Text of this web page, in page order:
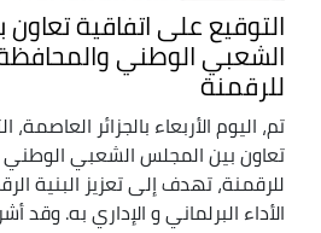
التوقيع على اتفاقية تعاون
الشعبي الوطني والمحافظة
للرقمنة
تم، اليوم الأربعاء بالجزائر العاصمة،
تعاون بين المجلس الشعبي الوطني
للرقمنة، تهدف إلى تعزيز البنية
الأداء البرلماني و الإداري به. وقد